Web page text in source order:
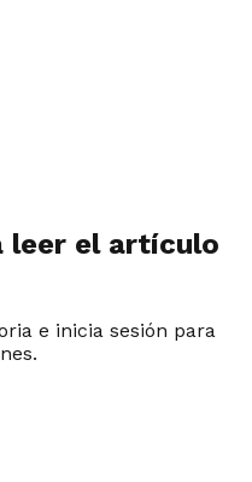
leer el artículo
e inicia sesión para